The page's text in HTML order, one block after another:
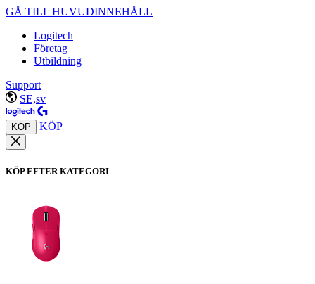
GÅ TILL HUVUDINNEHÅLL
Logitech
Företag
Utbildning
Support
SE,sv
KÖP KÖP
KÖP EFTER KATEGORI